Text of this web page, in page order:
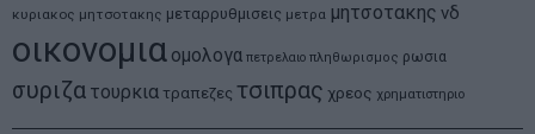
κυριακος μητσοτακης μεταρρυθμισεις μετρα μητσοτακης νδ
οικονομια ομολογα πετρελαιο πληθωρισμος ρωσια
συριζα τουρκια τραπεζες τσιπρας χρεος χρηματιστηριο